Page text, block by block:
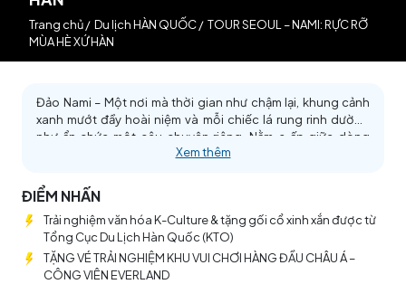
Trang chủ/ Du lịch HÀN QUỐC/ TOUR SEOUL – NAMI: RỰC RỠ
MÙA HÈ XỨ HÀN
Đảo Nami – Một nơi mà thời gian như chậm lại, khung cảnh
xanh mướt đầy hoài niệm và mỗi chiếc lá rung rinh dường
như ẩn chứa một câu chuyện riêng. Nằm e ấp giữa dòng
sông Bukhangang, nơi đây là thiên đường hòa quyện giữa
lại, tận hưởng không khí bình yên cùng khung cảnh đẹp như
tranh vẽ. Mỗi bước chân đều khiến lòng người ngẩn ngơ,
vừa ngỡ ngàng, vừa say mê. Nếu nơi đây quá nổi tiếng với
“Bản tình ca mùa đông” cùng lối đi phủ tuyết trắng xóa, hãy
đến đây vào mùa hè để lắng nghe giai điệu mùa hạ rực rỡ
không kém phần lãng mạn.
Xem thêm
ĐIỂM NHẤN
Trải nghiệm văn hóa K-Culture & tặng gối cổ xinh xắn được từ
Tổng Cục Du Lịch Hàn Quốc (KTO)
TẶNG VÉ TRẢI NGHIỆM KHU VUI CHƠI HÀNG ĐẦU CHÂU Á –
CÔNG VIÊN EVERLAND